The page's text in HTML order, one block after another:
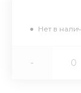
Нет в
-